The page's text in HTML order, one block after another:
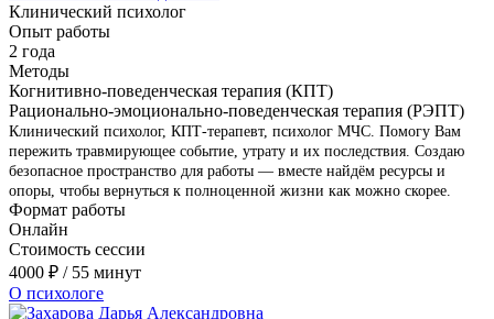
Клинический психолог
Опыт работы
2 года
Методы
Когнитивно-поведенческая терапия (КПТ)
Рационально-эмоционально-поведенческая терапия (РЭПТ)
Клинический психолог, КПТ-терапевт, психолог МЧС. Помогу Вам
пережить травмирующее событие, утрату и их последствия. Создаю
безопасное пространство для работы — вместе найдём ресурсы и
опоры, чтобы вернуться к полноценной жизни как можно скорее.
Формат работы
Онлайн
Стоимость сессии
4000 ₽ / 55 минут
О психологе